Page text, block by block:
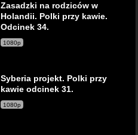
Zasadzki na rodziców w
Holandii. Polki przy kawie.
Odcinek 34.
1080p
Syberia projekt. Polki przy
kawie odcinek 31.
1080p